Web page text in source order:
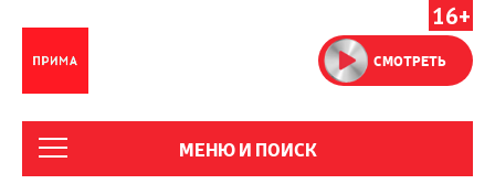
16+
СМОТРЕТЬ
МЕНЮ И ПОИСК